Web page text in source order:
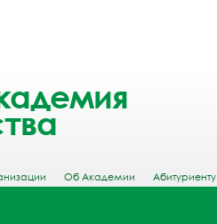
Об Академии Абитуриенту